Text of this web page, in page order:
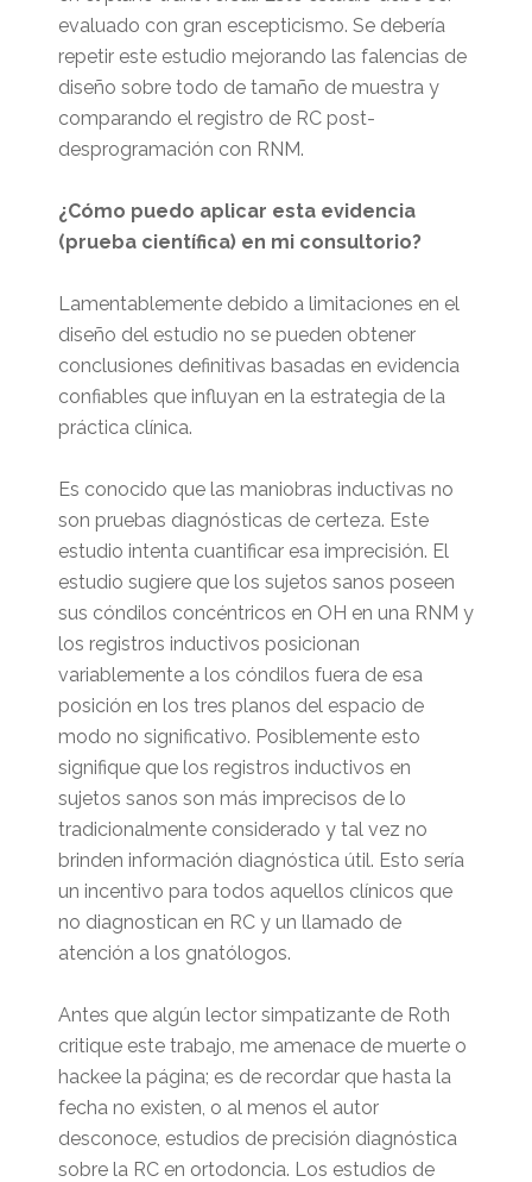
evaluado con gran escepticismo. Se debería
repetir este estudio mejorando las falencias de
diseño sobre todo de tamaño de muestra y
comparando el registro de RC post-
desprogramación con RNM.
¿Cómo puedo aplicar esta evidencia
(prueba científica) en mi consultorio?
Lamentablemente debido a limitaciones en el
diseño del estudio no se pueden obtener
conclusiones definitivas basadas en evidencia
confiables que influyan en la estrategia de la
práctica clínica.
Es conocido que las maniobras inductivas no
son pruebas diagnósticas de certeza. Este
estudio intenta cuantificar esa imprecisión. El
estudio sugiere que los sujetos sanos poseen
sus cóndilos concéntricos en OH en una RNM y
los registros inductivos posicionan
variablemente a los cóndilos fuera de esa
posición en los tres planos del espacio de
modo no significativo. Posiblemente esto
signifique que los registros inductivos en
sujetos sanos son más imprecisos de lo
tradicionalmente considerado y tal vez no
brinden información diagnóstica útil. Esto sería
un incentivo para todos aquellos clínicos que
no diagnostican en RC y un llamado de
atención a los gnatólogos.
Antes que algún lector simpatizante de Roth
critique este trabajo, me amenace de muerte o
hackee la página; es de recordar que hasta la
fecha no existen, o al menos el autor
desconoce, estudios de precisión diagnóstica
sobre la RC en ortodoncia. Los estudios de